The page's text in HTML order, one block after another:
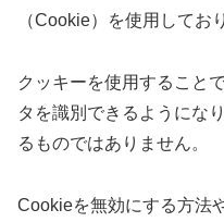
（Cookie）を使用してお
クッキーを使用すること
タを識別できるようにな
るものではありません。
Cookieを無効にする方法